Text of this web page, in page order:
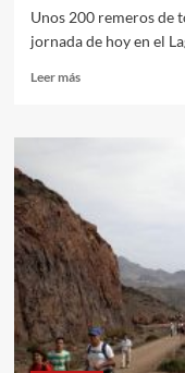
Marcha
Solidaria
Halloween
Unos 200 remeros de
jornada de hoy en el
Leer másLeer
Unos
dan
cita
en
Almerimar
en
el
Campeonato
de